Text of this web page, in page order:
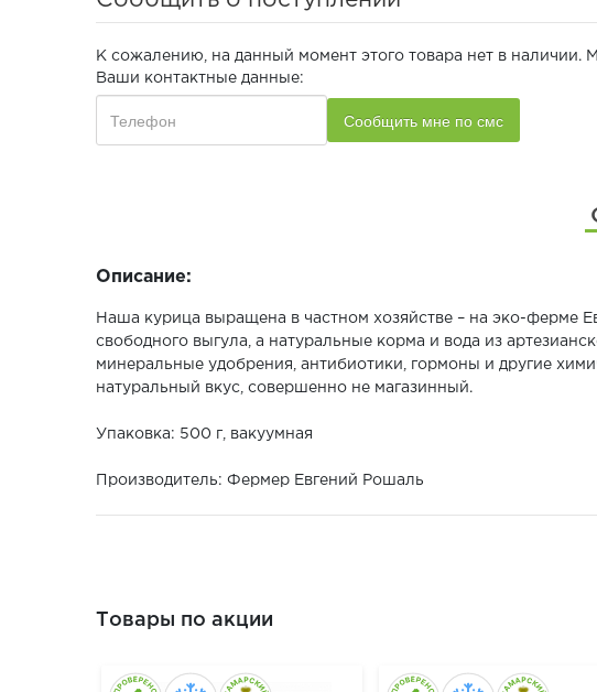
К сожалению, на данный момент этого товара нет в наличии.
Ваши контактные данные:
Описание:
Наша курица выращена в частном хозяйстве – на эко-ферме
свободного выгула, а натуральные корма и вода из
минеральные удобрения, антибиотики, гормоны и другие
натуральный вкус, совершенно не магазинный.
Упаковка: 500 г, вакуумная
Производитель: Фермер Евгений Рошаль
Товары по акции